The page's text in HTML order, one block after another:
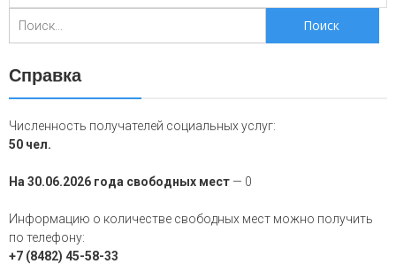
для:
Справка
Численность получателей социальных услуг:
50 чел.
На 30.06.2026 года свободных мест — 0
Информацию о количестве свободных мест можно получить
по телефону:
+7 (8482) 45-58-33